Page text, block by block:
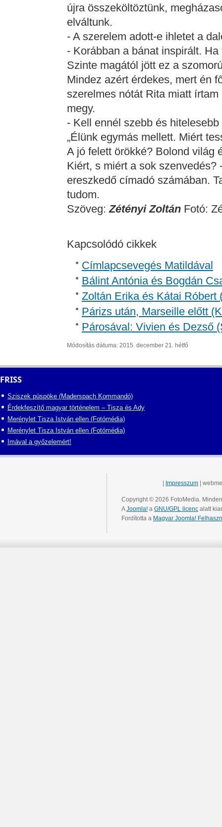
újra összeköltöztünk,
elváltunk.
- A szerelem adott-e ihletet a
- Korábban a bánat inspirált.
Szinte magától jött ez a
Mindez azért érdekes, mert én
szerelmes nótát Rita miatt
megy.
- Kell ennél szebb és
„Élünk egymás mellett. Miért
A jó felett örökké? Bolond világ
Kiért, s miért a sok
ereszkedő címadó számában.
tudom.
Szöveg:Zétényi ZoltánFotó:
Kapcsolódó cikkek
Címlapcsevegés Matildával
Bálint Antónia és Bogdán
Zoltán Erika és Kátai Róbert
Párizs után, Marseille előtt
Párosával: Vivien és Dezső
Módosítás dátuma: 2015. december 21. hétfő
FRISS
Sziszek püspöke (Maderspach Kommandó)
Érdekfeszítő magyar történelem – Tisza és Ady
Merénylet Tisza István ellen (Fotómédia)
Merénylet Tisza István ellen (Fotómédia)
Imával a győzelemért!
Impresszum |
Copyright © 2026 FotoMedia.
AJoomla! a GNU/GPL licenc alatt
Fordította a Magyar Joomla!